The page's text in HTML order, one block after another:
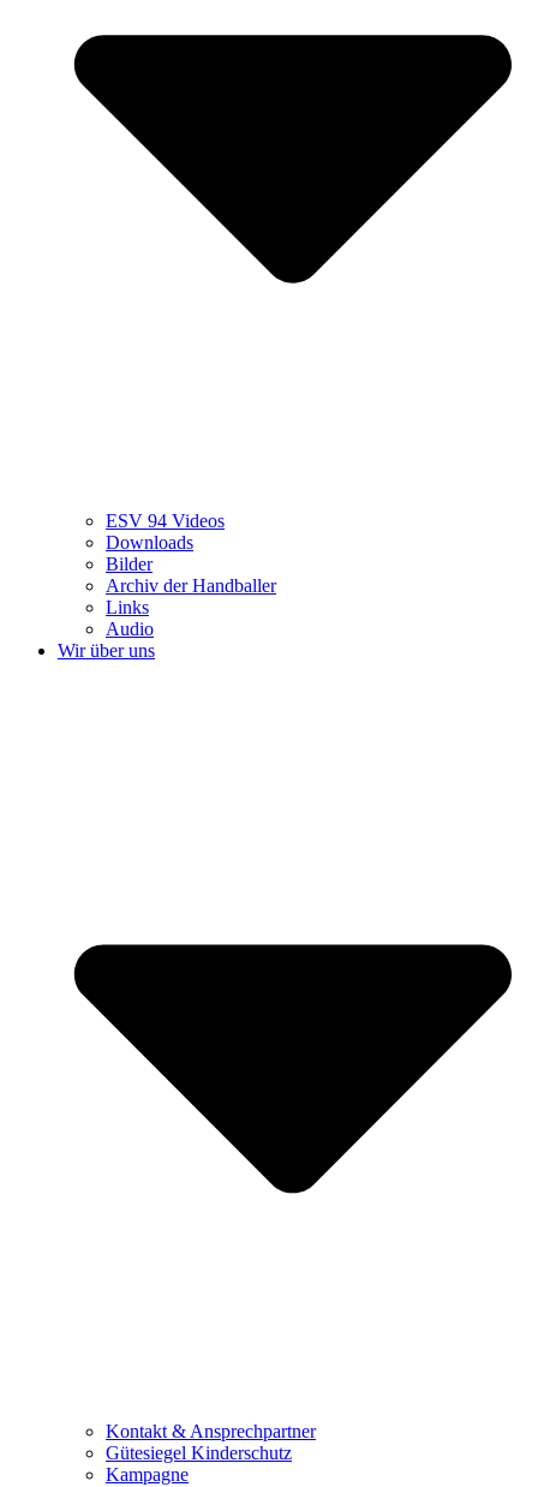
ESV 94 Videos
Downloads
Bilder
Archiv der Handballer
Links
Audio
Wir über uns
Kontakt & Ansprechpartner
Gütesiegel Kinderschutz
Kampagne